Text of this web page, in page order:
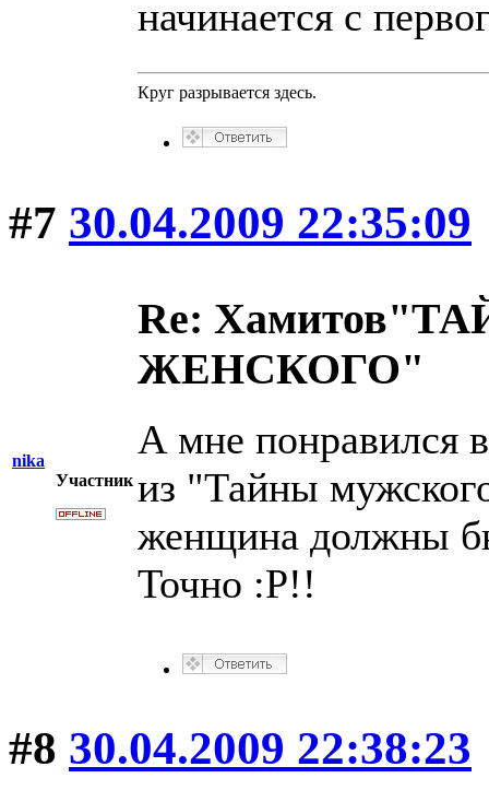
начинается с
Круг разрывается здесь.
#7 30.04.2009 22:35:09
nika
Участник
Re:
ЖЕНСКОГО"
А мне понравился
из "Тайны
женщина должны
Точно :P!!
#8 30.04.2009 22:38:23